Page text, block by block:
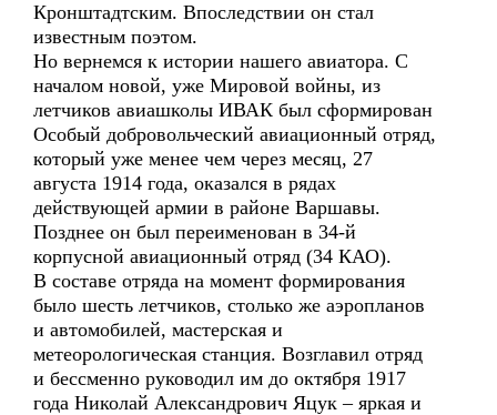
Кронштадтским. Впоследствии он стал
известным поэтом.
Но вернемся к истории нашего авиатора. С
началом новой, уже Мировой войны, из
летчиков авиашколы ИВАК был сформирован
Особый добровольческий авиационный отряд,
который уже менее чем через месяц, 27
августа 1914 года, оказался в рядах
действующей армии в районе Варшавы.
Позднее он был переименован в 34-й
корпусной авиационный отряд (34 КАО).
В составе отряда на момент формирования
было шесть летчиков, столько же аэропланов
и автомобилей, мастерская и
метеорологическая станция. Возглавил отряд
и бессменно руководил им до октября 1917
года Николай Александрович Яцук – яркая и